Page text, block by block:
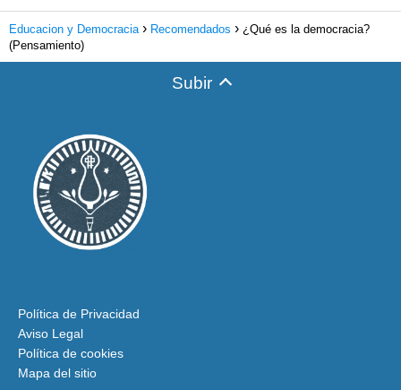
Educacion y Democracia Recomendados
¿Qué es la democracia?
(Pensamiento)
Subir
Política de Privacidad
Aviso Legal
Política de cookies
Mapa del sitio